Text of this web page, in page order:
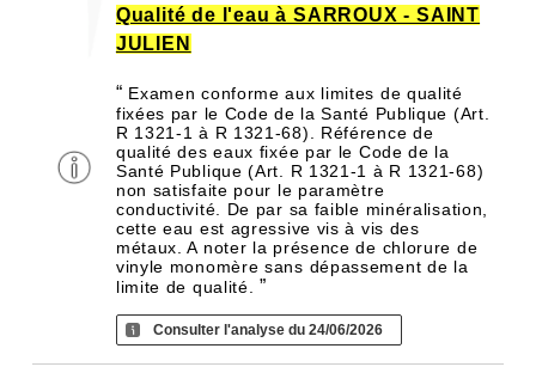
Qualité de l'eau à SARROUX - SAINT
JULIEN
“ Examen conforme aux limites de qualité
fixées par le Code de la Santé Publique (Art.
R 1321-1 à R 1321-68). Référence de
qualité des eaux fixée par le Code de la
Santé Publique (Art. R 1321-1 à R 1321-68)
non satisfaite pour le paramètre
conductivité. De par sa faible minéralisation,
cette eau est agressive vis à vis des
métaux. A noter la présence de chlorure de
vinyle monomère sans dépassement de la
limite de qualité.”
Consulter l'analyse du 24/06/2026